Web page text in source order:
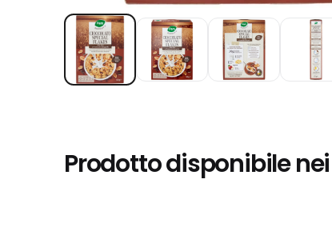
Prodotto disponibile